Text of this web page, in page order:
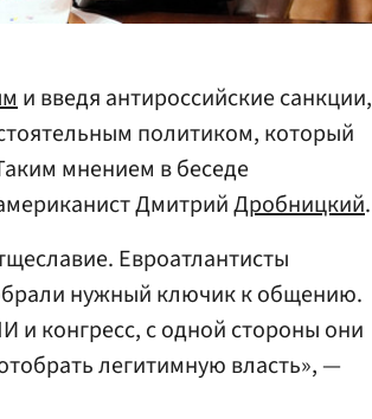
и введя антироссийские санкции,
политиком, который
мнением в беседе
ДмитрийДробницкий.
Евроатлантисты
нужный ключик к общению.
и конгресс, с одной стороны они
легитимную власть», —